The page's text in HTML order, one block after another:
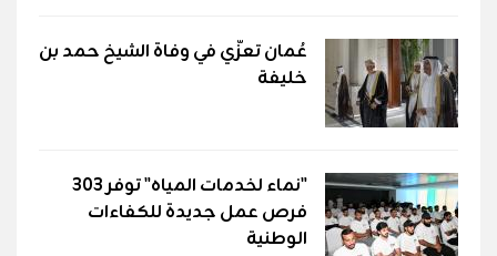
عُمان تعزّي في وفاة الشيخ حمد بن
خليفة
"نماء لخدمات المياه" توفر 303
فرص عمل جديدة للكفاءات
الوطنية